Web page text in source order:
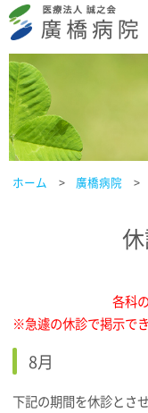
ホーム 廣橋病院
各科
※急遽の休診で掲示で
8月
下記の期間を休診とさ